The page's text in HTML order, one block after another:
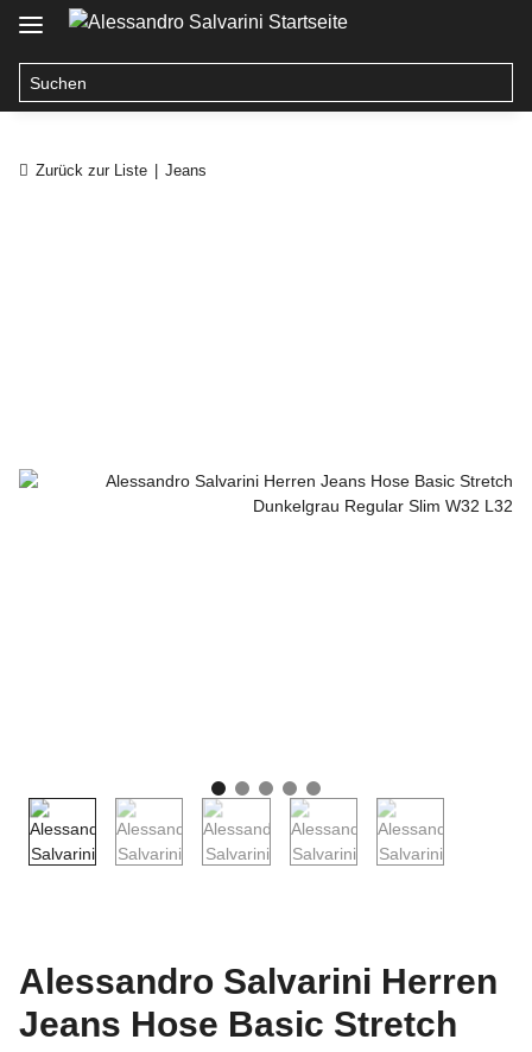
Zurück zur Liste Jeans
Alessandro Salvarini Herren
Jeans Hose Basic Stretch